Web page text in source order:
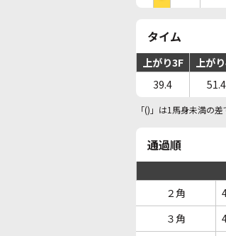
タイム
上がり3F 上が
39.4
51.4
「()」は1馬身未満の
通過順
２角
３角